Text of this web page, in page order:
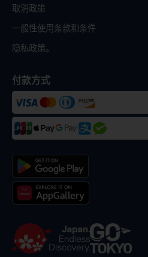
取消政策
一般性使用条款和条件
隐私政策。
付款方式